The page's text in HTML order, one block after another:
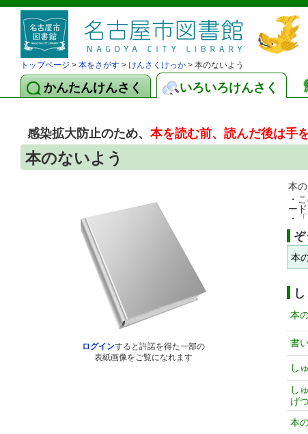
トップページ > 本をさがす > けんさくけっか > 本のないよう
かんたんけんさく いろいろけんさく
感染拡大防止のため、 本を読む前、読んだ後は手
本のないよう
ログインすると許諾を得た一部の
表紙画像をご覧になれます
本
・
ー
・
ぞ
本
本
書
し
し
げつ
本